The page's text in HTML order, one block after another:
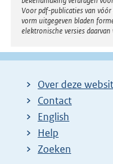
Voor pdf-publicaties van
vorm uitgegeven bladen
elektronische versies
Over deze
Contact
English
Help
Zoeken